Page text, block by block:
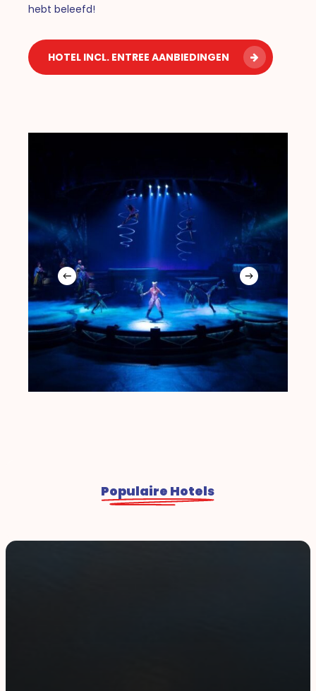
hebt beleefd!
HOTEL INCL. ENTREE AANBIEDINGEN
Populaire Hotels